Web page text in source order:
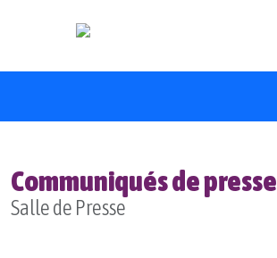
Communiqués de presse
Salle de Presse